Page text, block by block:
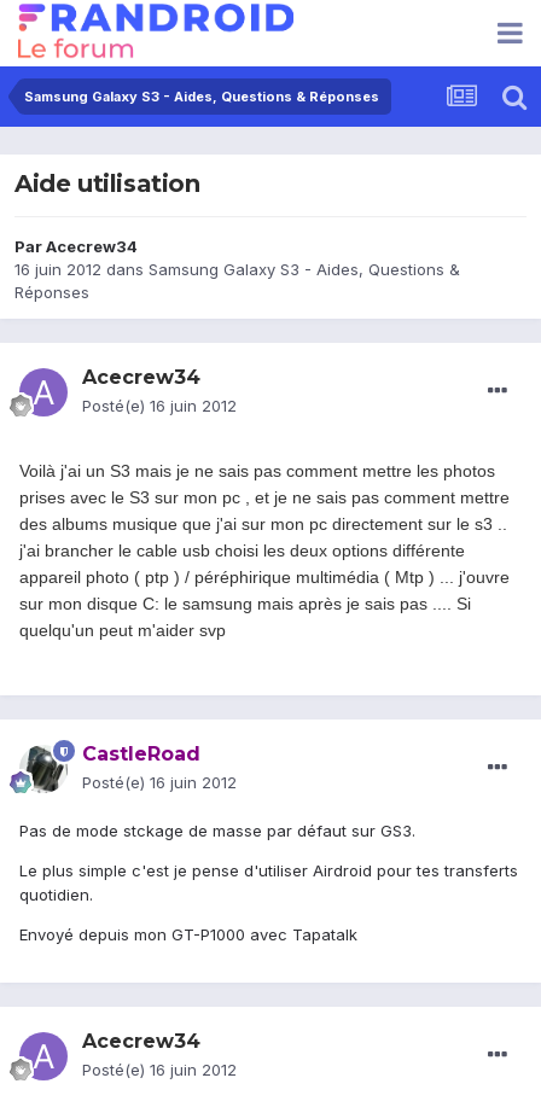
Samsung Galaxy S3 - Aides, Questions & Réponses
Aide utilisation
ParAcecrew34
16 juin 2012 dans Samsung Galaxy S3 - Aides, Questions &
Réponses
Acecrew34
Posté(e) 16 juin 2012
Voilà j'ai un S3 mais je ne sais pas comment mettre les photos
prises avec le S3 sur mon pc , et je ne sais pas comment mettre
des albums musique que j'ai sur mon pc directement sur le s3 ..
j'ai brancher le cable usb choisi les deux options différente
appareil photo ( ptp ) / péréphirique multimédia ( Mtp ) ... j'ouvre
sur mon disque C: le samsung mais après je sais pas .... Si
quelqu'un peut m'aider svp
CastleRoad
Posté(e) 16 juin 2012
Pas de mode stckage de masse par défaut sur GS3.
Le plus simple c'est je pense d'utiliser Airdroid pour tes transferts
quotidien.
Envoyé depuis mon GT-P1000 avec Tapatalk
Acecrew34
Posté(e) 16 juin 2012